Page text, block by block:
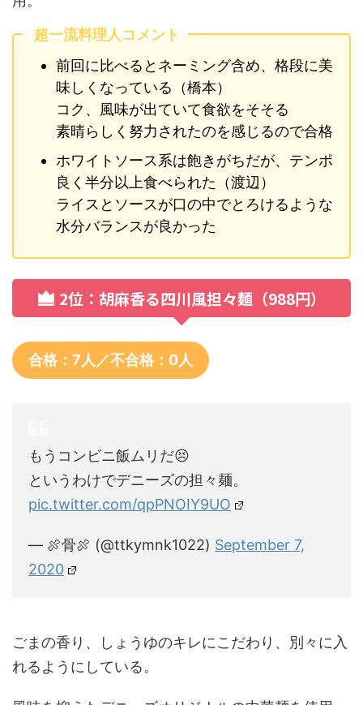
超一流料理人コメント
前回に比べるとネーミング含め、格段に美
味しくなっている（橋本）
コク、風味が出ていて食欲をそそる
素晴らしく努力されたのを感じるので合格
ホワイトソース系は飽きがちだが、テンポ
良く半分以上食べられた（渡辺）
ライスとソースが口の中でとろけるような
水分バランスが良かった
2位：胡麻香る四川風担々麺（988円）
合格：7人／不合格：0人
もうコンビニ飯ムリだ😣
というわけでデニーズの担々麺。
pic.twitter.com/qpPNOIY9UO
— 🍖骨🍖 (@ttkymnk1022) September 7,
2020
ごまの香り、しょうゆのキレにこだわり、別々に入
れるようにしている。